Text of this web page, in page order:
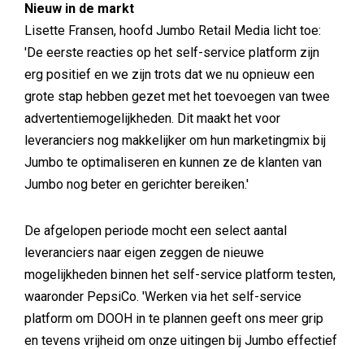
Nieuw in de markt
Lisette Fransen, hoofd Jumbo Retail Media licht toe:
'De eerste reacties op het self-service platform zijn
erg positief en we zijn trots dat we nu opnieuw een
grote stap hebben gezet met het toevoegen van twee
advertentiemogelijkheden. Dit maakt het voor
leveranciers nog makkelijker om hun marketingmix bij
Jumbo te optimaliseren en kunnen ze de klanten van
Jumbo nog beter en gerichter bereiken.'
De afgelopen periode mocht een select aantal
leveranciers naar eigen zeggen de nieuwe
mogelijkheden binnen het self-service platform testen,
waaronder PepsiCo. 'Werken via het self-service
platform om DOOH in te plannen geeft ons meer grip
en tevens vrijheid om onze uitingen bij Jumbo effectief